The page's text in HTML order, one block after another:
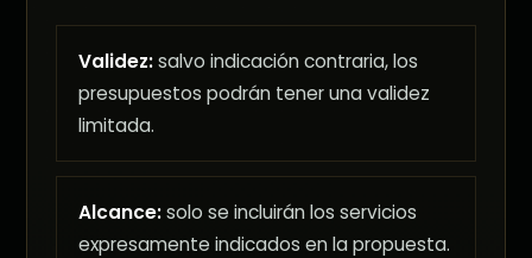
Validez:salvo indicación contraria, los
presupuestos podrán tener una validez
limitada.
Alcance:solo se incluirán los servicios
expresamente indicados en la propuesta.